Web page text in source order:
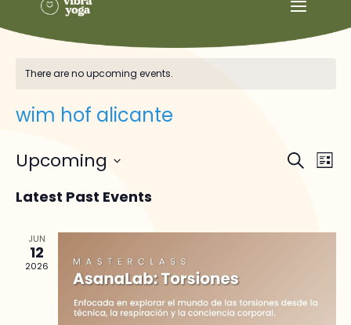
There are no upcoming events.
wim hof alicante
Events
Search
List
Upcoming
date.
Latest Past Events
JUN
12
2026